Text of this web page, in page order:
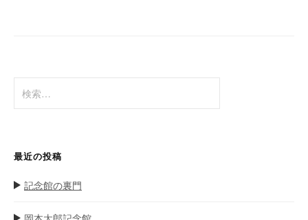
ゲ
ー
シ
ン
索
最近の投稿
記念館の裏門